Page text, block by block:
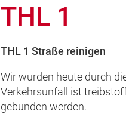
THL 1
THL 1 Straße reinigen
Wir wurden heute durch
Verkehrsunfall ist
gebunden werden.